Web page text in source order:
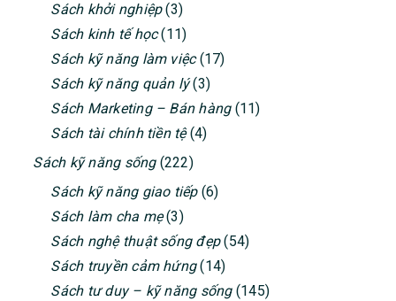
Sách khởi nghiệp(3)
Sách kinh tế học(11)
Sách kỹ năng làm việc(17)
Sách kỹ năng quản lý(3)
Sách Marketing – Bán hàng(11)
Sách tài chính tiền tệ(4)
Sách kỹ năng sống(222)
Sách kỹ năng giao tiếp(6)
Sách làm cha mẹ(3)
Sách nghệ thuật sống đẹp(54)
Sách truyền cảm hứng(14)
Sách tư duy – kỹ năng sống(145)